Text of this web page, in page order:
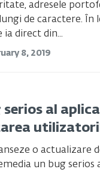
adresele
de caractere. În
direct din...
8, 2019
serios al
o actualizare
un bug serios